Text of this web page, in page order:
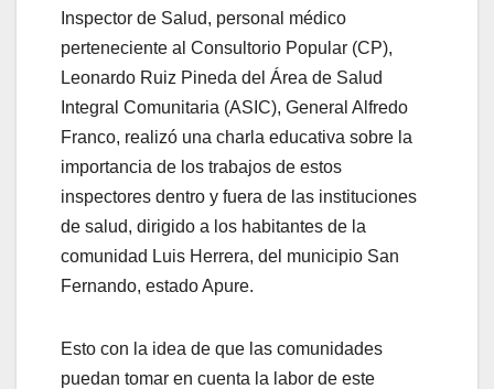
Inspector de Salud, personal médico
perteneciente al Consultorio Popular (CP),
Leonardo Ruiz Pineda del Área de Salud
Integral Comunitaria (ASIC), General Alfredo
Franco, realizó una charla educativa sobre la
importancia de los trabajos de estos
inspectores dentro y fuera de las instituciones
de salud, dirigido a los habitantes de la
comunidad Luis Herrera, del municipio San
Fernando, estado Apure.
Esto con la idea de que las comunidades
puedan tomar en cuenta la labor de este